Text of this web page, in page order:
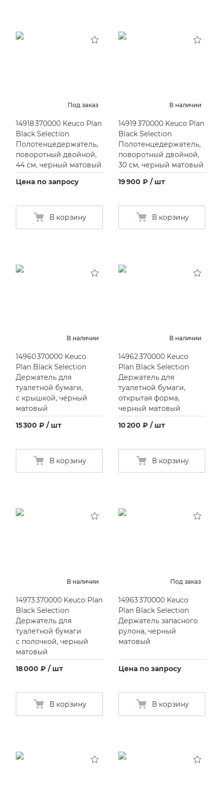
Под заказ
14918 370000 Keuco Plan
Black Selection
Полотенцедержатель,
поворотный двойной,
44 см, черный матовый
Цена по запросу
В корзину
В наличии
14919 370000 Keuco Plan
Black Selection
Полотенцедержатель,
поворотный двойной,
30 см, черный матовый
19 900 ₽ / шт
В корзину
В наличии
14960 370000 Keuco
Plan Black Selection
Держатель для
туалетной бумаги,
с крышкой, черный
матовый
15 300 ₽ / шт
В корзину
В наличии
14962 370000 Keuco
Plan Black Selection
Держатель для
туалетной бумаги,
открытая форма,
черный матовый
10 200 ₽ / шт
В корзину
В наличии
14973 370000 Keuco Plan
Black Selection
Держатель для
туалетной бумаги
с полочкой, черный
матовый
18 000 ₽ / шт
В корзину
Под заказ
14963 370000 Keuco
Plan Black Selection
Держатель запасного
рулона, черный
матовый
Цена по запросу
В корзину